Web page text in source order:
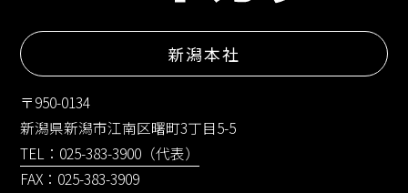
新潟本社
〒950-0134
新潟県新潟市江南区曙町3丁目5-5
TEL：025-383-3900（代表）
FAX：025-383-3909